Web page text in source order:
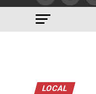
LOCAL